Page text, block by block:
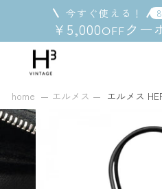
キ
ッ
る
今すぐ使える！ 8
¥5,000OFFクー
home エルメス エルメス